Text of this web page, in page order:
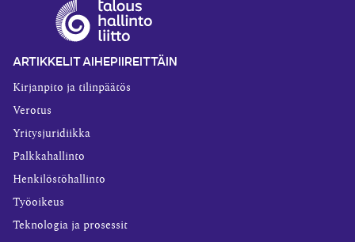
ARTIKKELIT AIHEPIIREITTÄIN
Kirjanpito ja tilinpäätös
Verotus
Yritysjuridiikka
Palkkahallinto
Henkilöstöhallinto
Työoikeus
Teknologia ja prosessit